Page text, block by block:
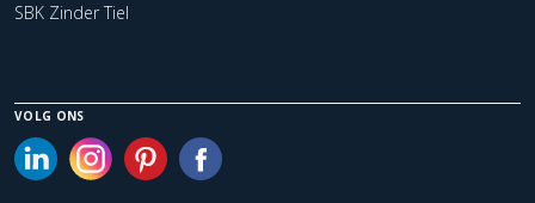
SBK Zinder Tiel
VOLG ONS